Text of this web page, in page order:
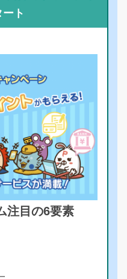
ト
注目の6要素